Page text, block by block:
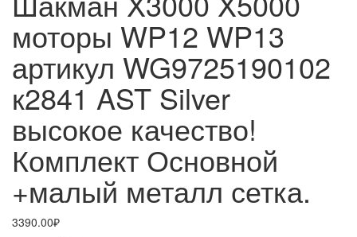
моторы WP12 WP13
артикул WG9725190102
к2841 AST Silver
высокое качество!
Комплект Основной
+малый металл сетка.
3390.00₽